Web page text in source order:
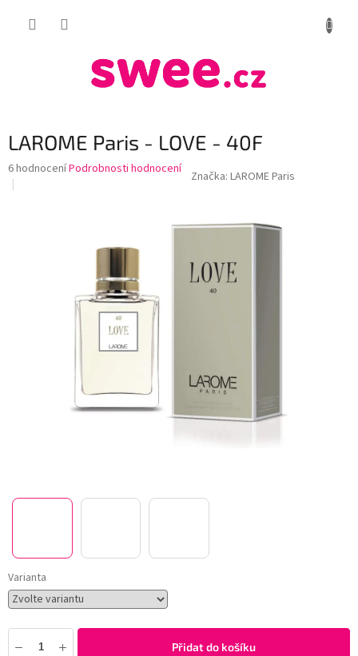
LAROME Paris - LOVE - 40F
Průměrné
hodnocení
6 hodnoceníPodrobnosti hodnocení Značka: LAROME Paris
Varianta
Přidat do košíku